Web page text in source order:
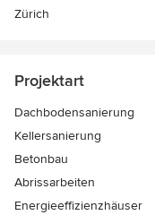
Zürich
Projektart
Dachbodensanierung
Kellersanierung
Betonbau
Abrissarbeiten
Energieeffizienzhäuser